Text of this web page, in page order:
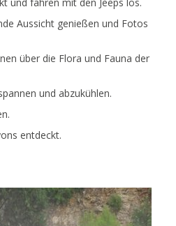
Aussicht genießen und Fotos
über die Flora und Fauna der
und abzukühlen.
entdeckt.